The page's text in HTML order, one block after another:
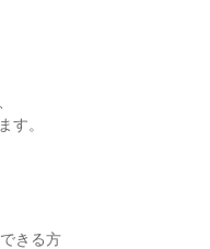
す。
きる方